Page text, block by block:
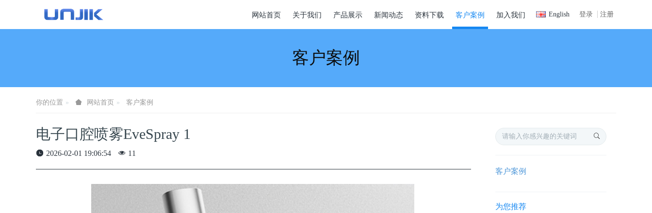
登录 注册
网站首页 关于我们 产品展示 新闻动态 资料下载 客户案例 加入我们 English
客户案例
你的位置 网站首页 客户案例
电子口腔喷雾EveSpray 1
2026-02-01 19:06:54 11
客户案例
为您推荐